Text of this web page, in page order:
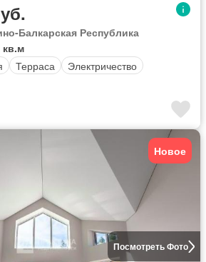
Балкарская Республика
кв.м
Терраса
Электричество
Посмотреть Фото
Новое